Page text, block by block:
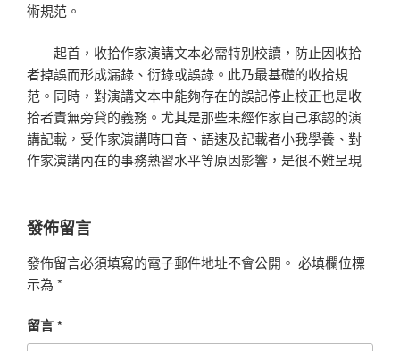
術規范。
起首，收拾作家演講文本必需特別校讀，防止因收拾
者掉誤而形成漏錄、衍錄或誤錄。此乃最基礎的收拾規
范。同時，對演講文本中能夠存在的誤記停止校正也是收
拾者責無旁貸的義務。尤其是那些未經作家自己承認的演
講記載，受作家演講時口音、語速及記載者小我學養、對
作家演講內在的事務熟習水平等原因影響，是很不難呈現
發佈留言
發佈留言必須填寫的電子郵件地址不會公開。 必填欄位標
示為 *
留言*